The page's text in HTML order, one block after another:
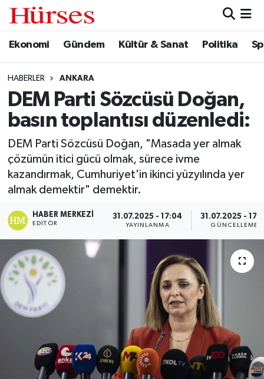
Ekonomi Gündem Kültür & Sanat Politika
HABERLER ANKARA
DEM Parti Sözcüsü Doğan,
basın toplantısı düzenledi:
DEM Parti Sözcüsü Doğan, "Masada yer almak
çözümün itici gücü olmak, sürece ivme
kazandırmak, Cumhuriyet'in ikinci yüzyılında yer
almak demektir" demektir.
HABER MERKEZI
EDITÖR
31.07.2025 - 17:04
YAYINLANMA
31.07.2025 -
GÜNCELLEME
Ekonomi
Gündem
Kültür & Sanat
Spor
Turizm
Hava Durumu
Trafik Durumu
Süper Lig Puan Durumu ve Fikstür
Son Dakika Haberleri
Haber Arşivi